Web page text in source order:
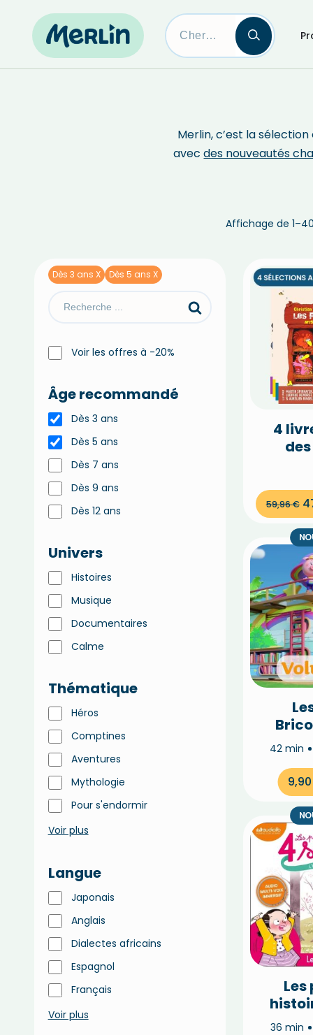
Skip
Merlin, c’est la
avecdes nouveautés
Affichage de
Dès 3 ans X Dès 5 ans X
Voir les offres à -20%
Âge recommandé
Dès 3 ans
Dès 5 ans
Dès 7 ans
Dès 9 ans
Dès 12 ans
Univers
Histoires
Musique
Documentaires
Calme
Thématique
Héros
Comptines
Aventures
Mythologie
Pour s'endormir
Voir plus
Langue
Japonais
Anglais
Dialectes africains
Espagnol
Français
Voir plus
4
59,96€
42 min
9,90
36 min